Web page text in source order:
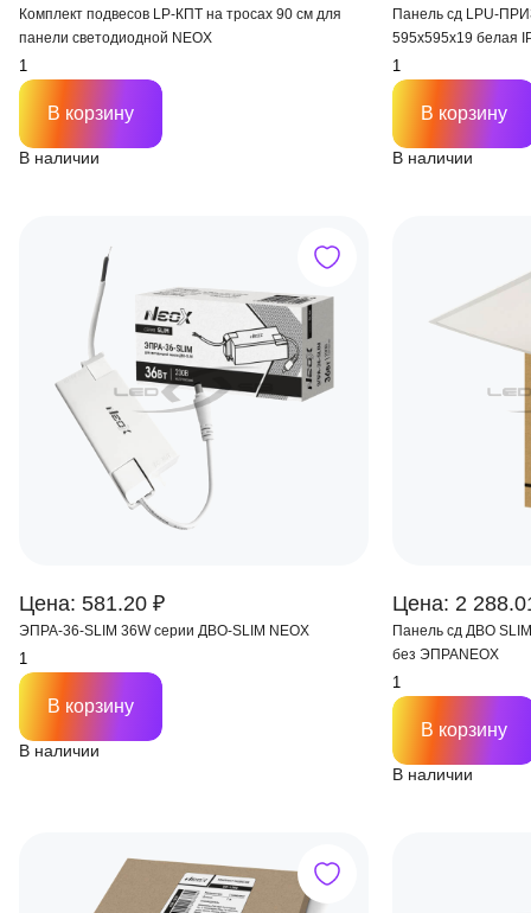
Комплект подвесов LP-КПТ на тросах 90 см для
панели светодиодной NEOX
В наличии
В корзину
Панель сд LPU-
595х595х19 белая
В наличии
В корзину
Цена: 581.20 ₽
ЭПРА-36-SLIM 36W серии ДВО-SLIM NEOX
В наличии
В корзину
Цена: 2
Панель сд ДВО SLIM
без ЭПРАNEOX
В наличии
В корзину